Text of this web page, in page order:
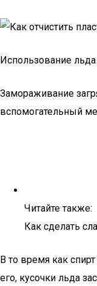
Использование льда
Замораживание
вспомогательный
Читайте также:
Как сделать
В то время как
его, кусочки льда